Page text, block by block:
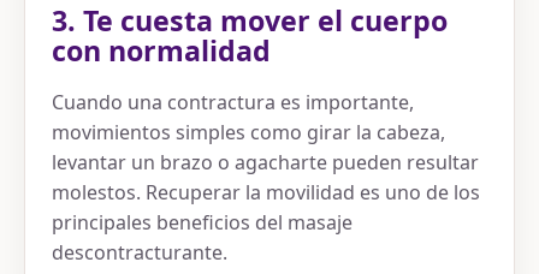
3. Te cuesta mover el cuerpo
con normalidad
Cuando una contractura es importante,
movimientos simples como girar la cabeza,
levantar un brazo o agacharte pueden resultar
molestos. Recuperar la movilidad es uno de los
principales beneficios del masaje
descontracturante.